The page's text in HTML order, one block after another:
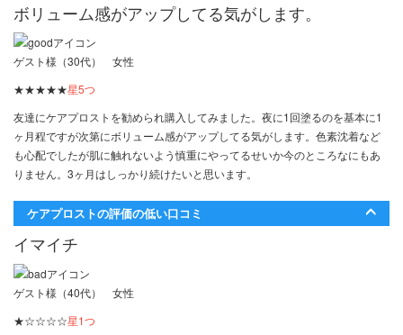
ボリューム感がアップしてる気がします。
ゲスト様（30代） 女性
★★★★★星5つ
友達にケアプロストを勧められ購入してみました。夜に1回塗るのを基本に1
ヶ月程ですが次第にボリューム感がアップしてる気がします。色素沈着など
も心配でしたが肌に触れないよう慎重にやってるせいか今のところなにもあ
りません。3ヶ月はしっかり続けたいと思います。
ケアプロストの評価の低い口コミ
イマイチ
ゲスト様（40代） 女性
★☆☆☆☆星1つ